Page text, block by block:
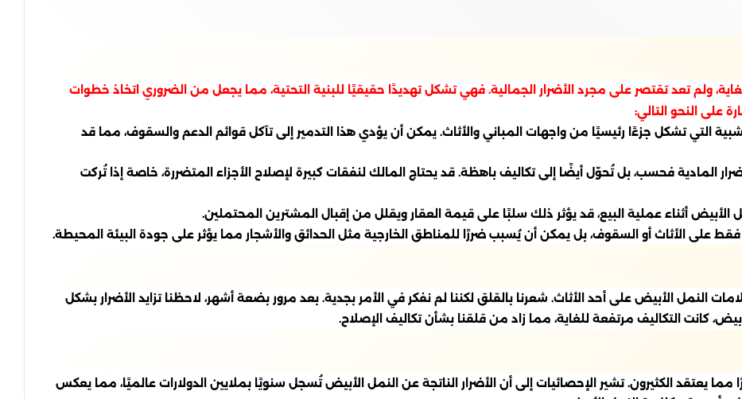
ولم تعد تقتصر على مجرد الأضرار الجمالية. فهي تشكل تهديدًا حقيقيًا للبنية التحتية، مما يجعل من الضروري اتخاذ خطوات
على النحو التالي:
التي تشكل جزءًا رئيسيًا من واجهات المباني والأثاث. يمكن أن يؤدي هذا التدمير إلى تآكل قوائم الدعم والسقوف، مما قد
المادية فحسب، بل تُحوّل أيضًا إلى تكاليف باهظة. قد يحتاج المالك لنفقات كبيرة لإصلاح الأجزاء المتضررة، خاصة إذا تُركت
أثناء عملية البيع، قد يؤثر ذلك سلبًا على قيمة العقار ويقلل من إقبال المشترين المحتملين.
فقط على الأثاث أو السقوف، بل يمكن أن يُسبب ضررًا للمناطق الخارجية مثل الحدائق والأشجار مما يؤثر على جودة البيئة المحيطة.
النمل الأبيض على أحد الأثاث. شعرنا بالقلق لكننا لم نفكر في الأمر بجدية. بعد مرور بضعة أشهر، لاحظنا تزايد الأضرار بشكل
كانت التكاليف مرتفعة للغاية، مما زاد من قلقنا بشأن تكاليف الإصلاح.
يعتقد الكثيرون. تشير الإحصائيات إلى أن الأضرار الناتجة عن النمل الأبيض تُسجل سنويًا بملايين الدولارات عالميًا، مما يعكس